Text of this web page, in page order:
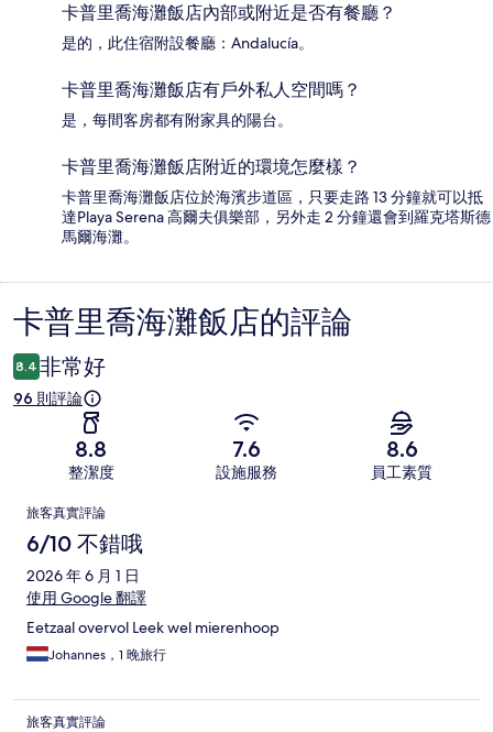
卡普里喬海灘飯店內部或附近是否有餐廳？
是的，此住宿附設餐廳：Andalucía。
卡普里喬海灘飯店有戶外私人空間嗎？
是，每間客房都有附家具的陽台。
卡普里喬海灘飯店附近的環境怎麼樣？
卡普里喬海灘飯店位於海濱步道區，只要走路 13 分鐘就可以抵
達Playa Serena 高爾夫俱樂部，另外走 2 分鐘還會到羅克塔斯德
馬爾海灘。
評
論
卡普里喬海灘飯店的評論
8.4 非常好
96 則評論
8.8
整潔度
7.6
設施服務
8.6
員工素質
評
論
旅客真實評論
6/10 不錯哦
2026 年 6 月 1 日
使用 Google 翻譯
Eetzaal overvol Leek wel mierenhoop
Johannes，1 晚旅行
旅客真實評論